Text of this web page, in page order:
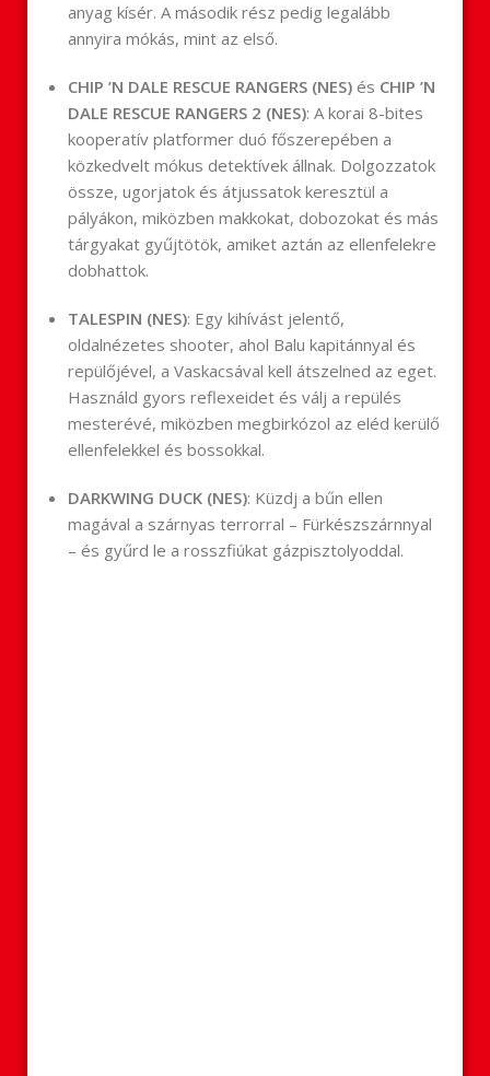
anyag kísér. A második rész pedig legalább
annyira mókás, mint az első.
CHIP ’N DALE RESCUE RANGERS (NES)és CHIP ’N
DALE RESCUE RANGERS 2 (NES): A korai 8-bites
kooperatív platformer duó főszerepében a
közkedvelt mókus detektívek állnak. Dolgozzatok
össze, ugorjatok és átjussatok keresztül a
pályákon, miközben makkokat, dobozokat és más
tárgyakat gyűjtötök, amiket aztán az ellenfelekre
dobhattok.
TALESPIN (NES): Egy kihívást jelentő,
oldalnézetes shooter, ahol Balu kapitánnyal és
repülőjével, a Vaskacsával kell átszelned az eget.
Használd gyors reflexeidet és válj a repülés
mesterévé, miközben megbirkózol az eléd kerülő
ellenfelekkel és bossokkal.
DARKWING DUCK (NES): Küzdj a bűn ellen
magával a szárnyas terrorral – Fürkészszárnnyal
– és gyűrd le a rosszfiúkat gázpisztolyoddal.